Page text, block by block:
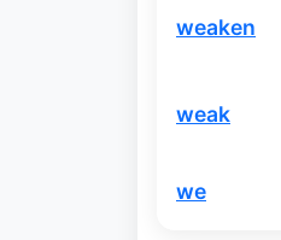
weaken
weak
we